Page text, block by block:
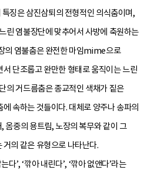
징은 삼진삼퇴의 전형적인 의식춤이며,
린 염불장단에 맞추어서 사방에 축원하는
의 염불춤은 완전한 마임mime으로
단조롭고 완만한 형태로 움직이는 느린
의 거드름춤은 종교적인 색채가 짙은
속하는 것들이다. 대체로 양주나 송파의
옴중의 용트림, 노장의 복무와 같이 그
의 같은 유형으로 나타난다.
다’, ‘깎아 내린다’, ‘깎아 없앤다’라는